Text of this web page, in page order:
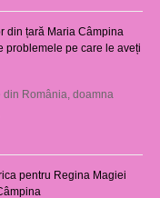
din țară Maria Câmpina
problemele pe care le aveți
România, doamna
pentru Regina Magiei